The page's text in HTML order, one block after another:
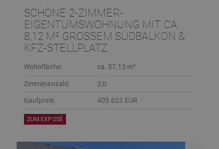
SCHÖNE 2-ZIMMER-
EIGENTUMSWOHNUNG MIT CA.
8,12 M² GROSSEM SÜDBALKON & K
FZ-STELLPLATZ
Wohnfläche: ca. 57,13 m²
Zimmeranzahl: 2,0
Kaufpreis: 405.623 EUR
ZUM EXPOSÉ